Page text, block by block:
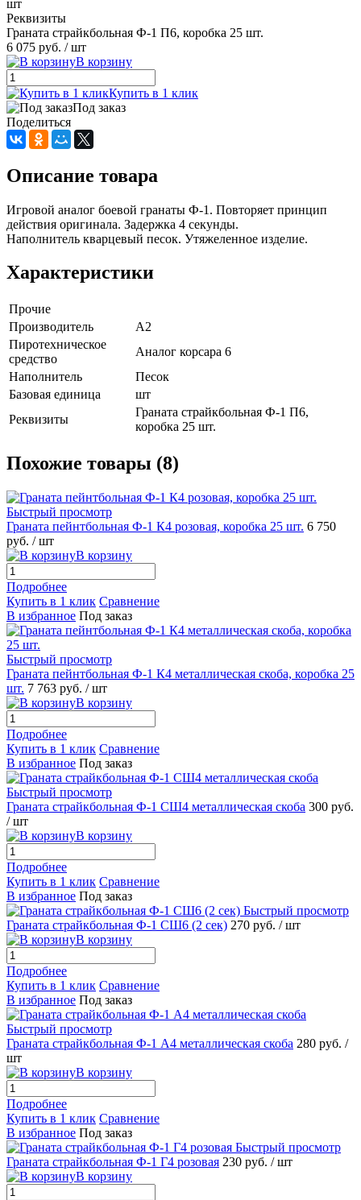
шт
Реквизиты
Граната страйкбольная Ф-1 П6, коробка 25 шт.
6 075 руб. / шт
В корзину
Купить в 1 клик
Под заказ
Поделиться
Описание товара
Игровой аналог боевой гранаты Ф-1. Повторяет принцип
действия оригинала. Задержка 4 секунды.
Наполнитель кварцевый песок. Утяжеленное изделие.
Характеристики
Прочие
Производитель
A2
Пиротехническое
средство
Аналог корсара 6
Наполнитель
Песок
Базовая единица
шт
Реквизиты
Граната страйкбольная Ф-1 П6,
коробка 25 шт.
Похожие товары (8)
Быстрый просмотр
Граната пейнтбольная Ф-1 К4 розовая, коробка 25 шт. 6 750
руб. / шт
В корзину
Подробнее
Купить в 1 клик Сравнение
В избранное Под заказ
Быстрый просмотр
Граната пейнтбольная Ф-1 К4 металлическая скоба, коробка 25
шт. 7 763 руб. / шт
В корзину
Подробнее
Купить в 1 клик Сравнение
В избранное Под заказ
Быстрый просмотр
Граната страйкбольная Ф-1 СШ4 металлическая скоба 300 руб.
/ шт
В корзину
Подробнее
Купить в 1 клик Сравнение
В избранное Под заказ
Быстрый просмотр
Граната страйкбольная Ф-1 СШ6 (2 сек) 270 руб. / шт
В корзину
Подробнее
Купить в 1 клик Сравнение
В избранное Под заказ
Быстрый просмотр
Граната страйкбольная Ф-1 А4 металлическая скоба 280 руб. /
шт
В корзину
Подробнее
Купить в 1 клик Сравнение
В избранное Под заказ
Быстрый просмотр
Граната страйкбольная Ф-1 Г4 розовая 230 руб. / шт
В корзину